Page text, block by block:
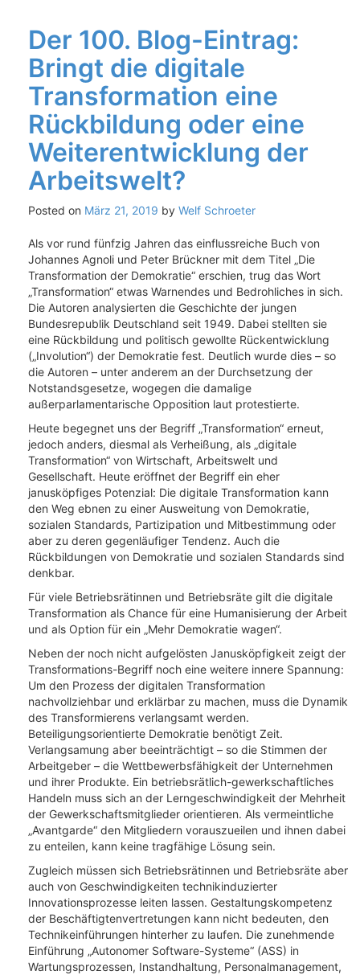
Der 100. Blog-Eintrag:
Bringt die digitale
Transformation eine
Rückbildung oder eine
Weiterentwicklung der
Arbeitswelt?
Posted on März 21, 2019 by Welf Schroeter
Als vor rund fünfzig Jahren das einflussreiche Buch von
Johannes Agnoli und Peter Brückner mit dem Titel „Die
Transformation der Demokratie“ erschien, trug das Wort
„Transformation“ etwas Warnendes und Bedrohliches in sich.
Die Autoren analysierten die Geschichte der jungen
Bundesrepublik Deutschland seit 1949. Dabei stellten sie
eine Rückbildung und politisch gewollte Rückentwicklung
(„Involution“) der Demokratie fest. Deutlich wurde dies – so
die Autoren – unter anderem an der Durchsetzung der
Notstandsgesetze, wogegen die damalige
außerparlamentarische Opposition laut protestierte.
Heute begegnet uns der Begriff „Transformation“ erneut,
jedoch anders, diesmal als Verheißung, als „digitale
Transformation“ von Wirtschaft, Arbeitswelt und
Gesellschaft. Heute eröffnet der Begriff ein eher
janusköpfiges Potenzial: Die digitale Transformation kann
den Weg ebnen zu einer Ausweitung von Demokratie,
sozialen Standards, Partizipation und Mitbestimmung oder
aber zu deren gegenläufiger Tendenz. Auch die
Rückbildungen von Demokratie und sozialen Standards sind
denkbar.
Für viele Betriebsrätinnen und Betriebsräte gilt die digitale
Transformation als Chance für eine Humanisierung der Arbeit
und als Option für ein „Mehr Demokratie wagen“.
Neben der noch nicht aufgelösten Janusköpfigkeit zeigt der
Transformations-Begriff noch eine weitere innere Spannung:
Um den Prozess der digitalen Transformation
nachvollziehbar und erklärbar zu machen, muss die Dynamik
des Transformierens verlangsamt werden.
Beteiligungsorientierte Demokratie benötigt Zeit.
Verlangsamung aber beeinträchtigt – so die Stimmen der
Arbeitgeber – die Wettbewerbsfähigkeit der Unternehmen
und ihrer Produkte. Ein betriebsrätlich-gewerkschaftliches
Handeln muss sich an der Lerngeschwindigkeit der Mehrheit
der Gewerkschaftsmitglieder orientieren. Als vermeintliche
„Avantgarde“ den Mitgliedern vorauszueilen und ihnen dabei
zu enteilen, kann keine tragfähige Lösung sein.
Zugleich müssen sich Betriebsrätinnen und Betriebsräte aber
auch von Geschwindigkeiten technikinduzierter
Innovationsprozesse leiten lassen. Gestaltungskompetenz
der Beschäftigtenvertretungen kann nicht bedeuten, den
Technikeinführungen hinterher zu laufen. Die zunehmende
Einführung „Autonomer Software-Systeme“ (ASS) in
Wartungsprozessen, Instandhaltung, Personalmanagement,